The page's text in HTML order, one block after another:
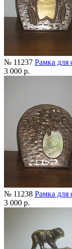
№ 11237 Рамка для
3 000 р.
№ 11238 Рамка для
3 000 р.